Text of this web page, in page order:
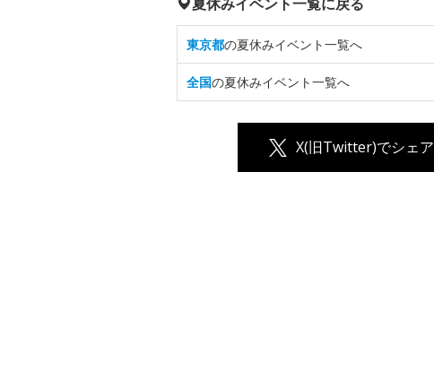
夏休みイベント一覧に戻る
東京都の夏休みイベント一覧へ
全国の夏休みイベント一覧へ
X(旧Twitter)でシェア